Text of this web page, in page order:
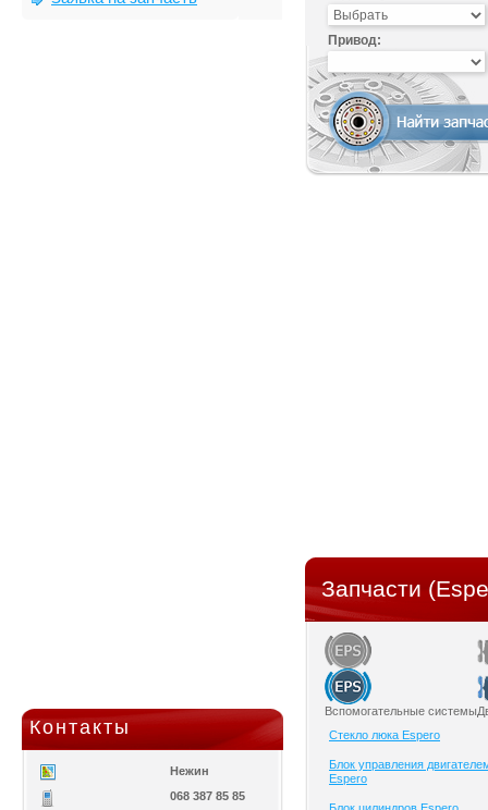
Контакты
Нежин
068 387 85 85
Привод:
Запчасти
Вспомогательные системы
Cтекло люка Espero
Блок управления
Espero